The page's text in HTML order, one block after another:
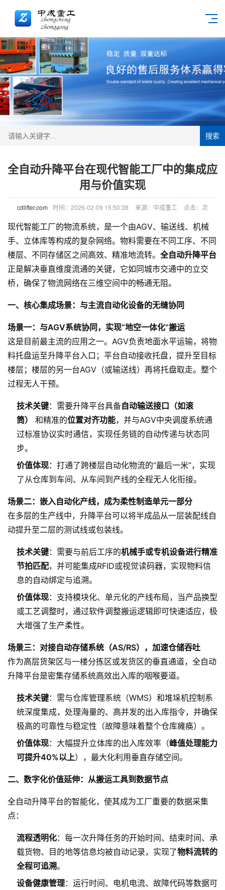
搜索
全自动升降平台在现代智能工厂中的集成应
用与价值实现
cdlifter.com 时间：2026-02-09 15:50:38 来源：中成重工 点击： 次
现代智能工厂的物流系统，是一个由AGV、输送线、机械
手、立体库等构成的复杂网络。物料需要在不同工序、不同
楼层、不同存储区之间高效、精准地流转。 全自动升降平台
正是解决垂直维度流通的关键，它如同城市交通中的立交
桥，确保了物流网络在三维空间中的畅通无阻。
一、核心集成场景：与主流自动化设备的无缝协同
场景一：与AGV系统协同，实现“地空一体化”搬运
这是目前最主流的应用之一。AGV负责地面水平运输，将物
料托盘运至升降平台入口；平台自动接收托盘，提升至目标
楼层；楼层的另一台AGV（或输送线）再将托盘取走。整个
过程无人干预。
技术关键：需要升降平台具备自动输送接口（如滚
筒）
和精准的位置对齐功能，并与AGV中央调度系统通
过标准协议实时通信，实现任务链的自动传递与状态同
步。
价值体现：打通了跨楼层自动化物流的“最后一米”，实现
了从仓库到车间、从车间到产线的全程无人化衔接。
场景二：嵌入自动化产线，成为柔性制造单元一部分
在多层的生产线中，升降平台可以将半成品从一层装配线自
动提升至二层的测试线或包装线。
技术关键：需要与前后工序的机械手或专机设备进行精准
节拍匹配，并可能集成RFID或视觉读码器，实现物料信
息的自动绑定与追溯。
价值体现：支持模块化、单元化的产线布局，当产品换型
或工艺调整时，通过软件调整搬运逻辑即可快速适应，极
大增强了生产柔性。
场景三：对接自动存储系统（AS/RS），加速仓储吞吐
作为高层货架区与一楼分拣区或发货区的垂直通道，全自动
升降平台是密集存储系统高效出入库的咽喉要道。
技术关键：需与仓库管理系统（WMS）和堆垛机控制系
统深度集成，处理海量的、高并发的出入库指令，并确保
极高的可靠性与稳定性（故障意味着整个仓库瘫痪）。
价值体现：大幅提升立体库的出入库效率（峰值处理能力
可提升40%以上），最大化利用垂直存储空间。
二、数字化价值延伸：从搬运工具到数据节点
全自动升降平台的智能化，使其成为工厂重要的数据采集
点：
流程透明化：每一次升降任务的开始时间、结束时间、承
载货物、目的地等信息均被自动记录，实现了物料流转的
全程可追溯。
设备健康管理：运行时间、电机电流、故障代码等数据可